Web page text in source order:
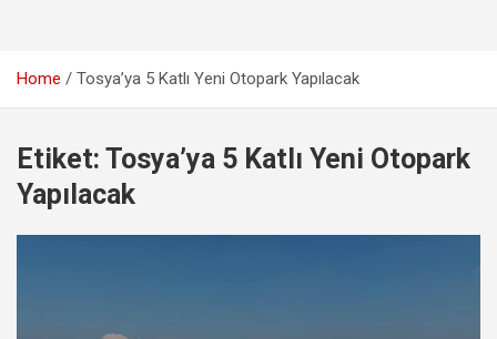
Home Tosya’ya 5 Katlı Yeni Otopark Yapılacak
Etiket: Tosya’ya 5 Katlı Yeni Otopark
Yapılacak